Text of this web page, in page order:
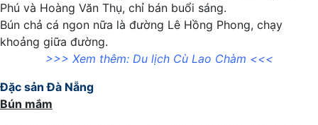
Phú và Hoàng Văn Thụ, chỉ bán buổi sáng.
Bún chả cá ngon nữa là đường Lê Hồng Phong, chạy
khoảng giữa đường.
>>> Xem thêm: Du lịch Cù Lao Chàm <<<
Đặc sản Đà Nẵng
Bún mắm